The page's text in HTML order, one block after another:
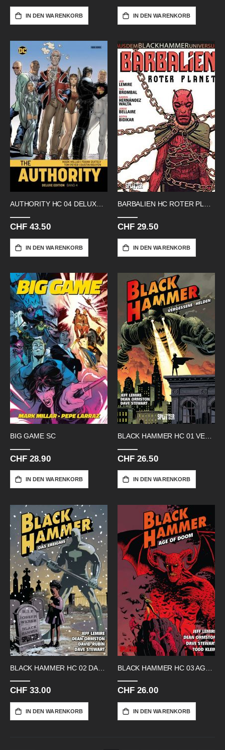
IN DEN WARENKORB IN DEN WARENKORB
CHF 43.50
IN DEN WARENKORB
CHF 29.50
IN DEN WARENKORB
BIG GAME SC
CHF 28.90
IN DEN WARENKORB
CHF 26.50
IN DEN WARENKORB
CHF 33.00
IN DEN WARENKORB
CHF 26.00
IN DEN WARENKORB